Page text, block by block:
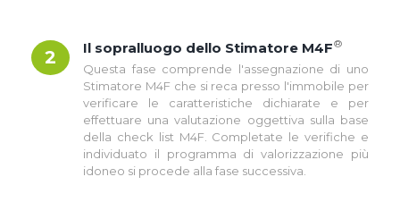
2 Il sopralluogo dello Stimatore M4F®
Questa fase comprende l'assegnazione di uno
Stimatore M4F che si reca presso l'immobile per
verificare le caratteristiche dichiarate e per
effettuare una valutazione oggettiva sulla base
della check list M4F. Completate le verifiche e
individuato il programma di valorizzazione più
idoneo si procede alla fase successiva.